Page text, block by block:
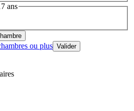
ans
ou plus Valider